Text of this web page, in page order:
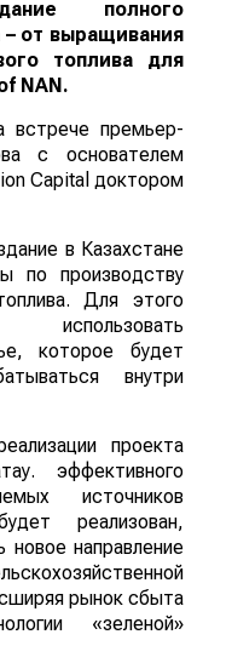
полного
– от выращивания
топлива для
NAN.
встрече премьер-
с основателем
Capital доктором
в Казахстане
по производству
Для этого
которое будет
внутри
проекта
эффективного
источников
реализован,
новое направление
рынок сбыта
«зеленой»